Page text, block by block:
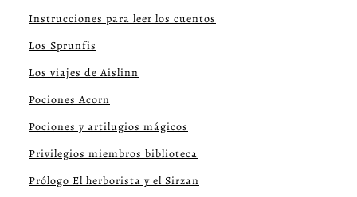
Instrucciones para leer los cuentos
Los Sprunfis
Los viajes de Aislinn
Pociones Acorn
Pociones y artilugios mágicos
Privilegios miembros biblioteca
Prólogo El herborista y el Sirzan